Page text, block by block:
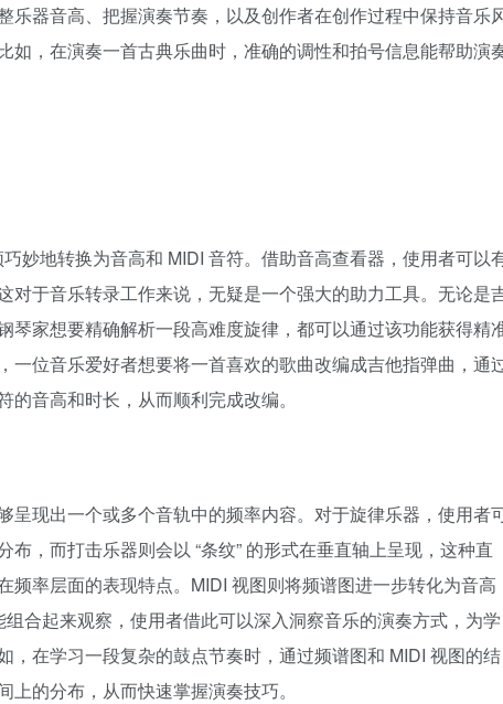
乐器音高、把握演奏节奏，以及创作者在创作过程中保持音乐
如，在演奏一首古典乐曲时，准确的调性和拍号信息能帮助演
妙地转换为音高和 MIDI 音符。借助音高查看器，使用者可以
对于音乐转录工作来说，无疑是一个强大的助力工具。无论是
琴家想要精确解析一段高难度旋律，都可以通过该功能获得精
一位音乐爱好者想要将一首喜欢的歌曲改编成吉他指弹曲，通
音高和时长，从而顺利完成改编。​
呈现出一个或多个音轨中的频率内容。对于旋律乐器，使用者
，而打击乐器则会以 “条纹” 的形式在垂直轴上呈现，这种直
频率层面的表现特点。MIDI 视图则将频谱图进一步转化为音高
合起来观察，使用者借此可以深入洞察音乐的演奏方式，为学
，在学习一段复杂的鼓点节奏时，通过频谱图和 MIDI 视图的结
的分布，从而快速掌握演奏技巧。​